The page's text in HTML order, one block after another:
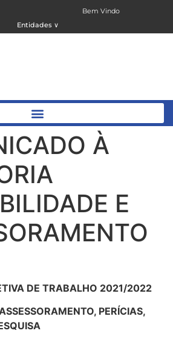
Bem Vindo
Entidades ∨
À
E
DE TRABALHO 2021/2022
PERÍCIAS,